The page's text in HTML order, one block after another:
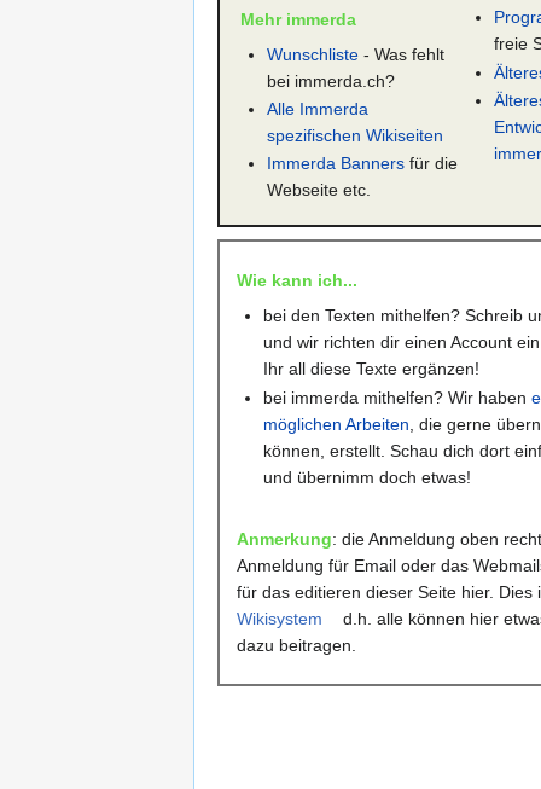
Mehr immerda
Wunschliste - Was fehlt
bei immerda.ch?
Alle Immerda
spezifischen Wikiseiten
Immerda Banners für die
Webseite etc.
freie
Wie kann ich...
bei den Texten mithelfen? Schreib
und wir richten dir einen Account
Ihr all diese Texte ergänzen!
bei immerda mithelfen? Wir haben
möglichen Arbeiten , die gerne
können, erstellt. Schau dich dort
und übernimm doch etwas!
Anmerkung: die Anmeldung oben
Anmeldung für Email oder das
für das editieren dieser Seite hier. Dies
Wikisystem
d.h. alle können hier
dazu beitragen.